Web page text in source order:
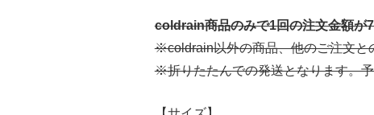
coldrain商品のみで1回の注文金額が
※coldrain以外の商品、他のご注文と
※折りたたんでの発送となります。